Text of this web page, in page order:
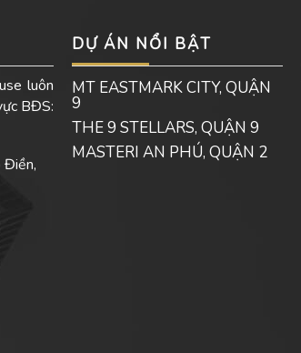
luôn
BĐS:
Điền,
DỰ ÁN NỔI BẬT
MT EASTMARK CITY, QUẬN
9
THE 9 STELLARS, QUẬN 9
MASTERI AN PHÚ, QUẬN 2